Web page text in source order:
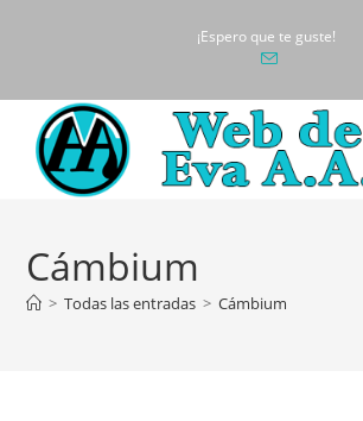
¡Espero que te guste!
Cámbium
> Todas las entradas > Cámbium